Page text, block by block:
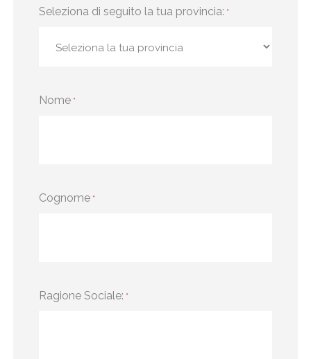
Seleziona di seguito la tua provincia: *
Nome *
Cognome *
Ragione Sociale: *